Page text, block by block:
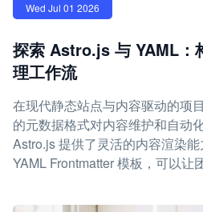
Wed Jul 01 2026
探索 Astro.js 与 YAML：
理工作流
在现代静态站点与内容驱动的项
的元数据格式对内容维护和自动
Astro.js 提供了灵活的内容渲染
YAML Frontmatter 模板，可以让